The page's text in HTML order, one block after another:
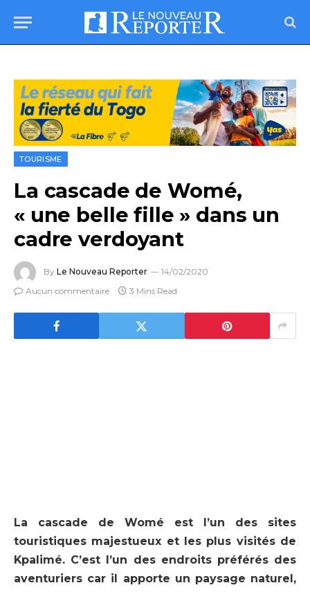
TOURISME
La cascade de Womé,
« une belle fille » dans un
cadre verdoyant
By Le Nouveau Reporter
14/02/2020
Aucun commentaire
3 Mins Read
La cascade de Womé est l’un des sites
touristiques majestueux et les plus visités de
Kpalimé. C’est l’un des endroits préférés des
aventuriers car il apporte un paysage naturel,